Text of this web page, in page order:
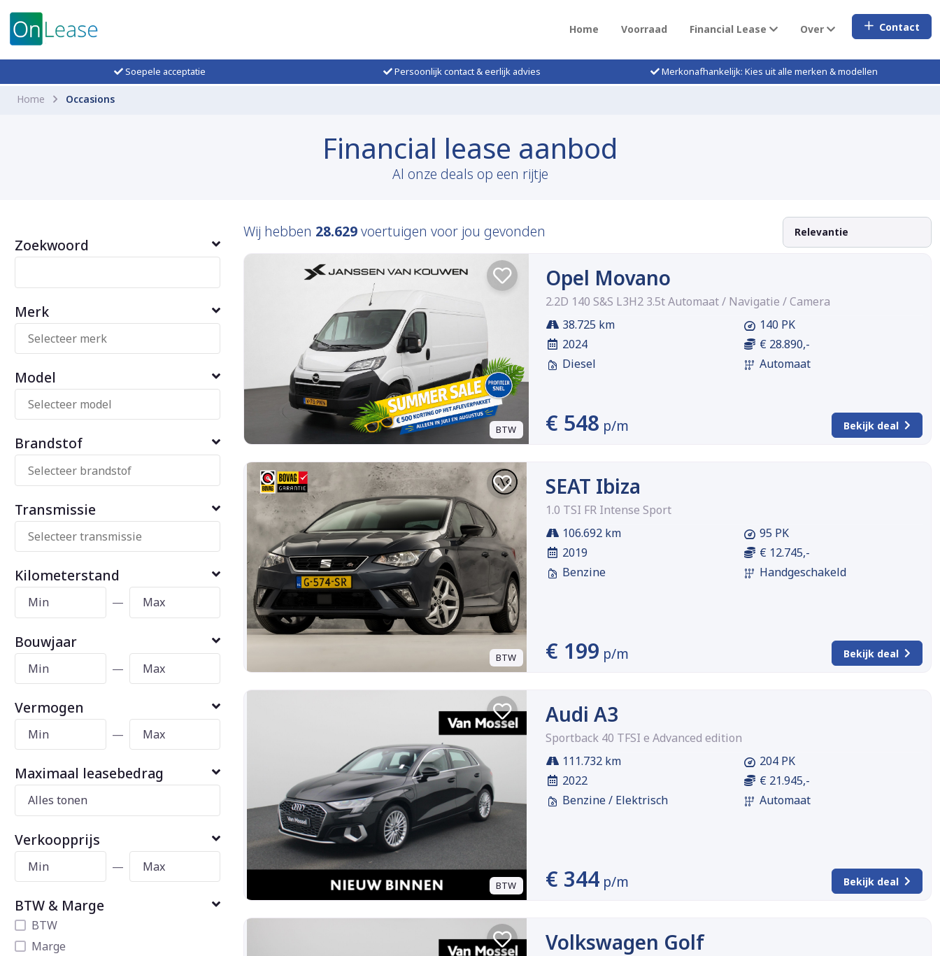
Home Voorraad Financial Lease Over Contact
Soepele acceptatie Persoonlijk contact & eerlijk advies Merkonafhankelijk: Kies uit alle merken & modellen
Home Occasions
Financial lease aanbod
Al onze deals op een rijtje
Zoekwoord
Merk
Model
Brandstof
Transmissie
Kilometerstand
—
Bouwjaar
—
Vermogen
—
Maximaal leasebedrag
Verkoopprijs
—
BTW & Marge
BTW
Marge
Wij hebben 28.629voertuigen voor jou gevonden
BTW
Opel Movano
2.2D 140 S&S L3H2 3.5t Automaat / Navigatie / Camera
38.725 km
2024
Diesel
140 PK
€ 28.890,-
Automaat
€ 548 p/m Bekijk deal
BTW
SEAT Ibiza
1.0 TSI FR Intense Sport
106.692 km
2019
Benzine
95 PK
€ 12.745,-
Handgeschakeld
€ 199 p/m Bekijk deal
BTW
Audi A3
Sportback 40 TFSI e Advanced edition
111.732 km
2022
Benzine / Elektrisch
204 PK
€ 21.945,-
Automaat
€ 344 p/m Bekijk deal
Volkswagen Golf